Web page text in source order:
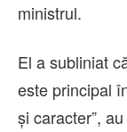
ministrul.
El a subliniat
este principal
şi caracter”,